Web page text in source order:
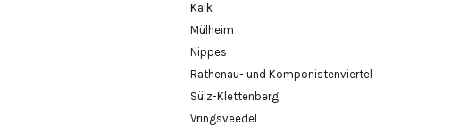
Kalk
Mülheim
Nippes
Rathenau- und Komponistenviertel
Sülz-Klettenberg
Vringsveedel